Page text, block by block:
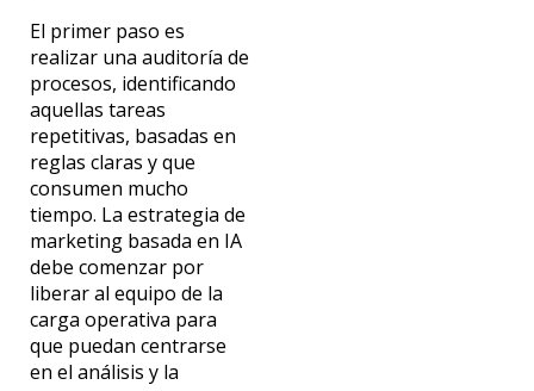
El primer paso es
realizar una auditoría de
procesos, identificando
aquellas tareas
repetitivas, basadas en
reglas claras y que
consumen mucho
tiempo. La estrategia de
marketing basada en IA
debe comenzar por
liberaral equipo de la
carga operativa para
que puedan centrarse
en el análisis y la